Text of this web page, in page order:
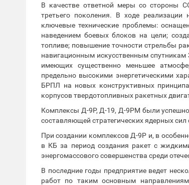
В качестве ответной меры со стороны
третьего поколения. В ходе
ключевые технические проблемы:
наведением боевых блоков на цели;
топливе; повышение точности стрельбы
навигационным искусственным
имеющих существенно меньшее
предельно высокими энергетическими
БРПЛ на новых конструктивных
корпусов твердотопливных ракетных
Комплексы Д-9Р, Д-19, Д-9РМ были
составляющей стратегических ядерных
При создании комплексов Д-9Р и, в
в КБ за период создания ракет с
энергомассового совершенства среди
В последние годы предприятие ведет
работ по таким основным